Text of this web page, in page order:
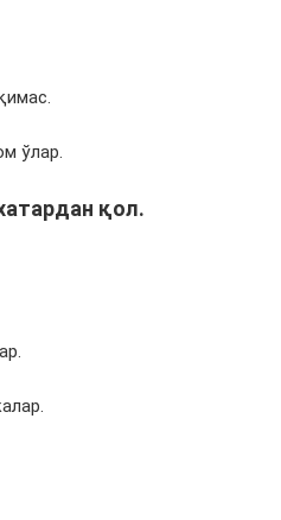
ўлар.
қол.